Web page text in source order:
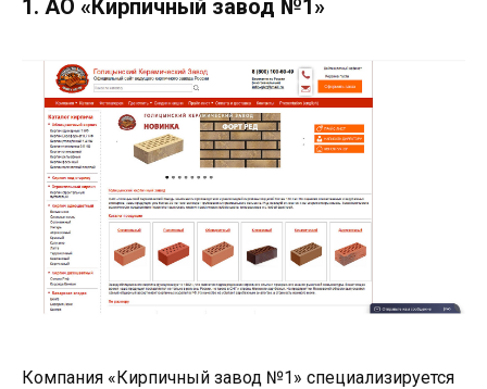
1. АО «Кирпичный завод №1»
Компания «Кирпичный завод №1» специализируется